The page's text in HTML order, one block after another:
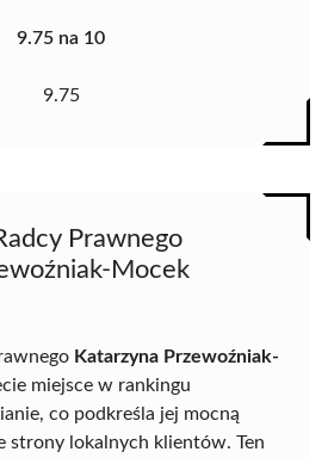
9.75 na 10
9.75
Prawnego
Mocek
Katarzyna Przewoźniak-
miejsce w rankingu
co podkreśla jej mocną
strony lokalnych klientów. Ten